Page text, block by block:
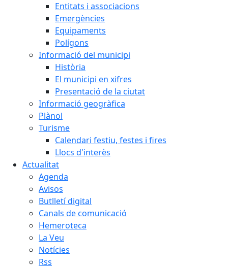
Entitats i associacions
Emergències
Equipaments
Polígons
Informació del municipi
Història
El municipi en xifres
Presentació de la ciutat
Informació geogràfica
Plànol
Turisme
Calendari festiu, festes i fires
Llocs d'interès
Actualitat
Agenda
Avisos
Butlletí digital
Canals de comunicació
Hemeroteca
La Veu
Notícies
Rss